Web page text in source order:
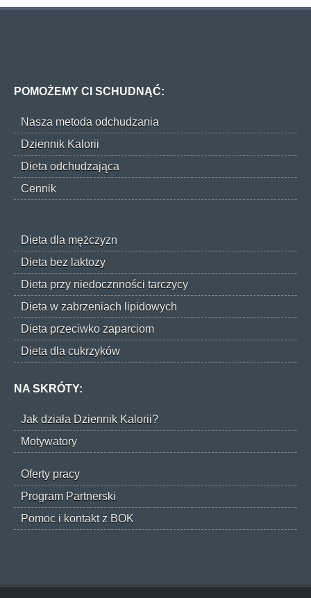
POMOŻEMY CI SCHUDNĄĆ:
Nasza metoda odchudzania
Dziennik Kalorii
Dieta odchudzająca
Cennik
Dieta dla mężczyzn
Dieta bez laktozy
Dieta przy niedocznności tarczycy
Dieta w zabrzeniach lipidowych
Dieta przeciwko zaparciom
Dieta dla cukrzyków
NA SKRÓTY:
Jak działa Dziennik Kalorii?
Motywatory
Oferty pracy
Program Partnerski
Pomoc i kontakt z BOK